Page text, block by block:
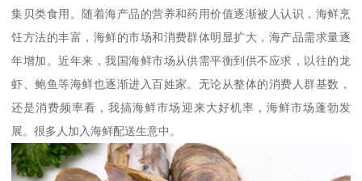
集贝类食用。随着海产品的营养和药用价值逐渐被人认识，海鲜烹
饪方法的丰富，海鲜的市场和消费群体明显扩大，海产品需求量逐
年增加。近年来，我国海鲜市场从供需平衡到供不应求，以往的龙
虾、鲍鱼等海鲜也逐渐进入百姓家。无论从整体的消费人群基数，
还是消费频率看，我搞海鲜市场迎来大好机率，海鲜市场蓬勃发
展。很多人加入海鲜配送生意中。